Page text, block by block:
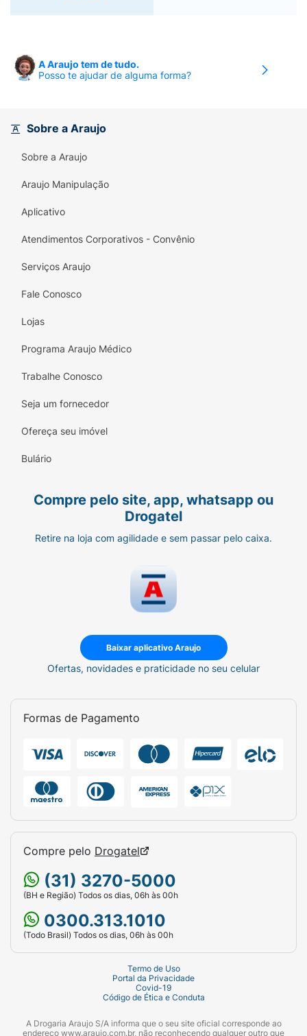
A Araujo tem de tudo.
Posso te ajudar de alguma forma?
Sobre a Araujo
Sobre a Araujo
Araujo Manipulação
Aplicativo
Atendimentos Corporativos - Convênio
Serviços Araujo
Fale Conosco
Lojas
Programa Araujo Médico
Trabalhe Conosco
Seja um fornecedor
Ofereça seu imóvel
Bulário
Compre pelo site, app, whatsapp ou
Drogatel
Retire na loja com agilidade e sem passar pelo caixa.
Baixar aplicativo Araujo
Ofertas, novidades e praticidade no seu celular
Formas de Pagamento
Compre pelo Drogatel
(31) 3270-5000
(BH e Região) Todos os dias, 06h às 00h
0300.313.1010
(Todo Brasil) Todos os dias, 06h às 00h
Termo de Uso
Portal da Privacidade
Covid-19
Código de Ética e Conduta
A Drogaria Araujo S/A informa que o seu site oficial corresponde ao
endereço www.araujo.com.br, não reconhecendo qualquer outro que